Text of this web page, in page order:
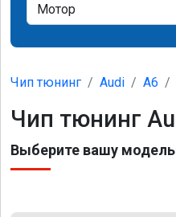
Чип тюнинг Audi A6
Чип тюнинг
Выберите вашу